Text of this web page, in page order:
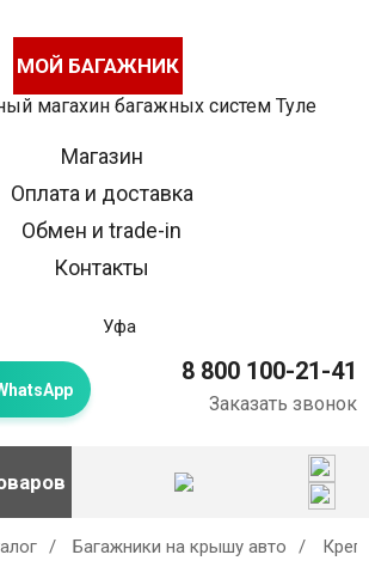
МОЙ БАГАЖНИК
Магазин
Оплата и доставка
Обмен и trade-in
Контакты
Уфа
8 800 100-21-41
Заказать звонок
Багажники на крышу авто